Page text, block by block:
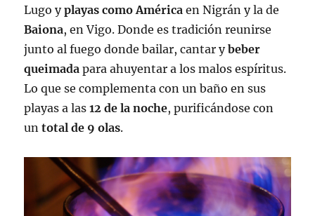
Lugo yplayas como América en Nigrán y la de
Baiona, en Vigo. Donde es tradición reunirse
junto al fuego donde bailar, cantar ybeber
queimada para ahuyentar a los malos espíritus.
Lo que se complementa con un baño en sus
playas a las12 de la noche, purificándose con
untotal de 9 olas.